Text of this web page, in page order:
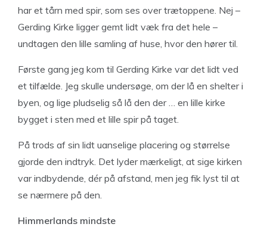
har et tårn med spir, som ses over trætoppene. Nej –
Gerding Kirke ligger gemt lidt væk fra det hele –
undtagen den lille samling af huse, hvor den hører til.
Første gang jeg kom til Gerding Kirke var det lidt ved
et tilfælde. Jeg skulle undersøge, om der lå en shelter i
byen, og lige pludselig så lå den der … en lille kirke
bygget i sten med et lille spir på taget.
På trods af sin lidt uanselige placering og størrelse
gjorde den indtryk. Det lyder mærkeligt, at sige kirken
var indbydende, dér på afstand, men jeg fik lyst til at
se nærmere på den.
Himmerlands mindste